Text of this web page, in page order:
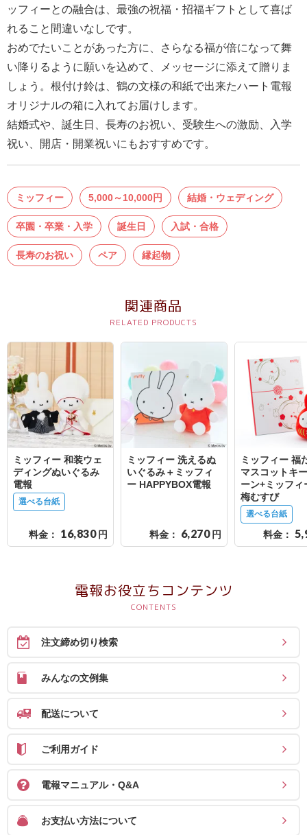
婚
式
に
贈
る
電
報-
Tips
集
お
悔
や
み
Tips
集
法
人
会
向
け
サ
ハ
ト
報
ボ
お
ッフィーとの融合は、最強の祝福・招福ギフトとして喜ば
れること間違いなしです。
おめでたいことがあった方に、さらなる福が倍になって舞
い降りるように願いを込めて、メッセージに添えて贈りま
しょう。根付け鈴は、鶴の文様の和紙で出来たハート電報
オリジナルの箱に入れてお届けします。
結婚式や、誕生日、長寿のお祝い、受験生への激励、入学
祝い、開店・開業祝いにもおすすめです。
ミッフィー 5,000～10,000円 結婚・ウェディング
卒園・卒業・入学 誕生日 入試・合格
長寿のお祝い ペア 縁起物
関連商品
ミッフィー 和装ウェ
ディングぬいぐるみ
電報
選べる台紙
料金： 16,830 円
ミッフィー 洗えるぬ
いぐるみ＋ミッフィ
ー HAPPYBOX電報
料金： 6,270 円
ミッフィー 福
マスコットキ
ーン+ミッフィ
梅むすび
選べる台紙
料金：
電報お役立ちコンテンツ
注文締め切り検索
みんなの文例集
配送について
ご利用ガイド
電報マニュアル・Q&A
お支払い方法について